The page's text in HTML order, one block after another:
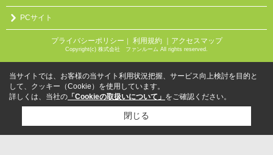
PCサイト
プライバシーポリシー ｜ 利用規約 ｜アクセスマップ
Copyright(c) 株式会社 ファンルーム All rights reserved.
当サイトでは、お客様の当サイト利用状況把握、サービス向上検討を目的と
して、クッキー（Cookie）を使用しています。
詳しくは、当社の 「Cookieの取扱いについて」 をご確認ください。
閉じる